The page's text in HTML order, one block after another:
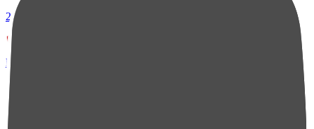
2
MF 11
石浦 大雅
24